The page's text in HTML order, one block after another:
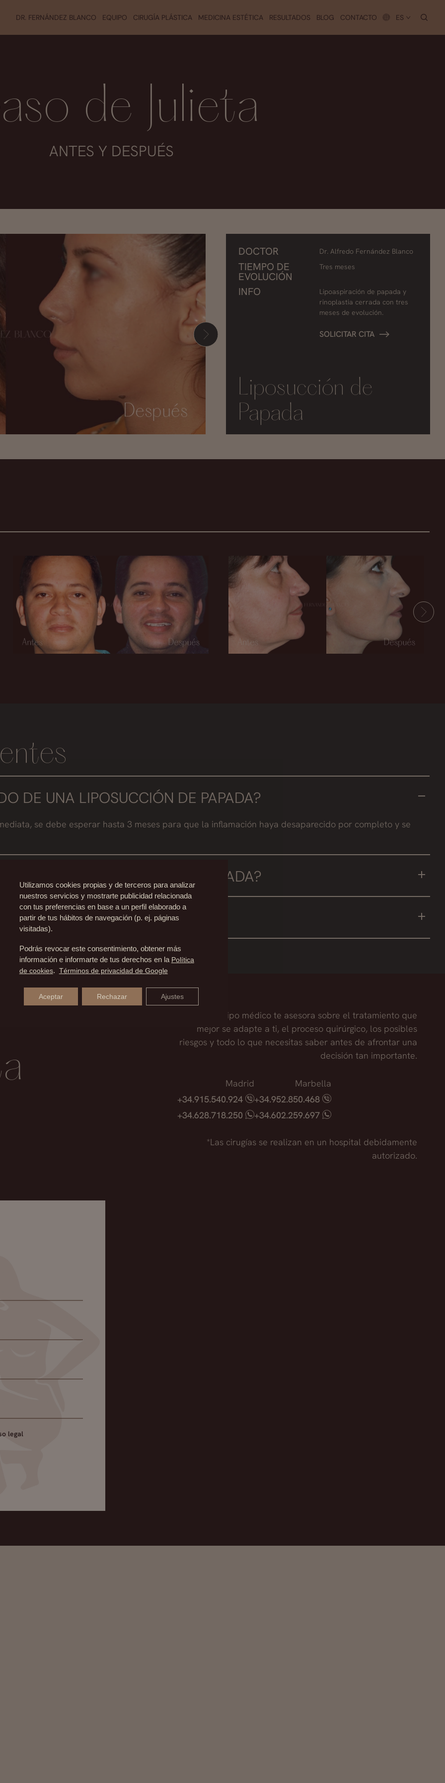
DR. FERNÁNDEZ BLANCO EQUIPO CIRUGÍA PLÁSTICA MEDICINA ESTÉTICA RESULTADOS BLOG CONTACTO ES
de Julieta
ANTES Y DESPUÉS
DOCTOR Dr. Alfredo Fernández Blanco
TIEMPO DE
EVOLUCIÓN
Tres meses
INFO
Lipoaspiración de papada y
rinoplastia cerrada con tres
meses de evolución.
SOLICITAR CITA
Liposucción de
Papada
DE UNA LIPOSUCCIÓN DE PAPADA?
se debe esperar hasta 3 meses para que la inflamación haya desaparecido por completo y se
DE UNA LIPOSUCCIÓN DE PAPADA?
no aumenta, por tanto cuando extraemos grasa para remodelar una zona, no existe la posibilidad
Así, diremos que los resultados serán permanentes, siempre y cuando el paciente no aumente de peso
FACETITE Y NECKTITE?
está en el lugar de aplicación, mientras el Face tite se aplica en el rostro para generar un efecto lifting,
la grasa localizada en el área de la papada.
Nuestro equipo médico te asesora sobre el tratamiento que
mejor se adapte a ti, el proceso quirúrgico, los posibles
riesgos y todo lo que necesitas saber antes de afrontar una
decisión tan importante.
Madrid
+34.915.540.924
+34.628.718.250
Marbella
+34.952.850.468
+34.602.259.697
*Las cirugías se realizan en un hospital debidamente
autorizado.
legal
Utilizamos cookies propias y de terceros para analizar
nuestros servicios y mostrarte publicidad relacionada
con tus preferencias en base a un perfil elaborado a
partir de tus hábitos de navegación (p. ej. páginas
visitadas).
Podrás revocar este consentimiento, obtener más
información e informarte de tus derechos en la Política
de cookies. Términos de privacidad de Google
Aceptar Rechazar Ajustes